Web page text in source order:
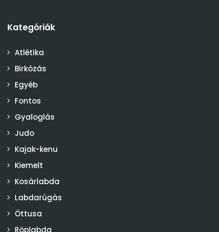
Kategóriák
Atlétika
Birkózás
Egyéb
Fontos
Gyaloglás
Judo
Kajak-kenu
Kiemelt
Kosárlabda
Labdarúgás
Öttusa
Röplabda